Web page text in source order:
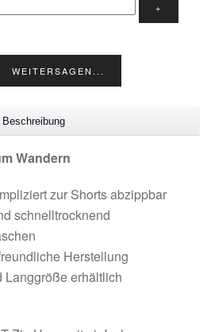
+
WEITERSAGEN...
Beschreibung
Wandern
zur Shorts abzippbar
schnelltrocknend
Herstellung
Langgröße erhältlich